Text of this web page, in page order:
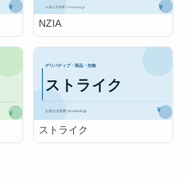
NZIA
ストライク